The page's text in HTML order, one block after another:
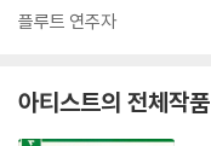
플루트 연주자
아티스트의 전체작품